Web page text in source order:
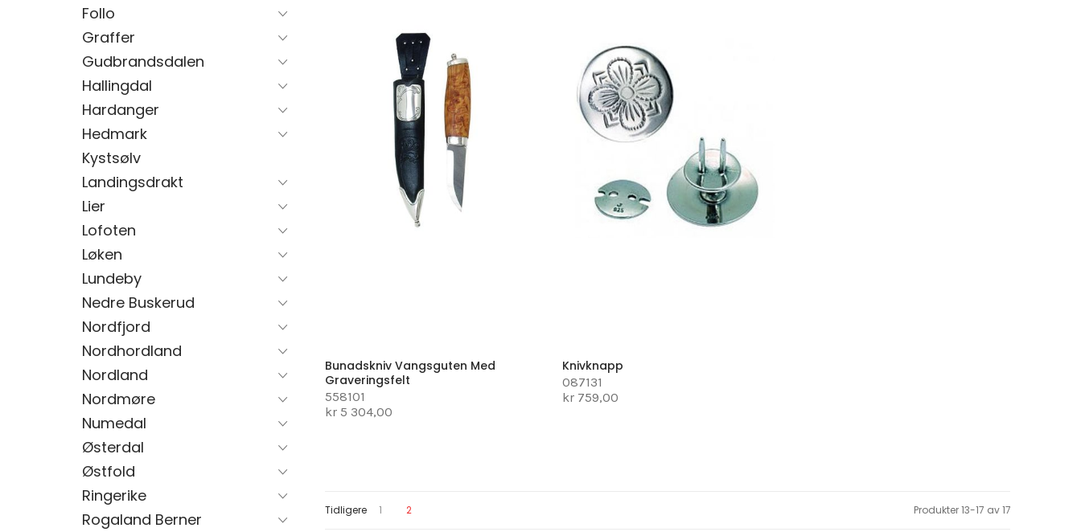
Follo
Graffer
Gudbrandsdalen
Hallingdal
Hardanger
Hedmark
Kystsølv
Landingsdrakt
Lier
Lofoten
Løken
Lundeby
Nedre Buskerud
Nordfjord
Nordhordland
Nordland
Nordmøre
Numedal
Østerdal
Østfold
Ringerike
Rogaland Berner
Bunadskniv Vangsguten Med
Graveringsfelt
558101
kr 5 304,00
Knivknapp
087131
kr 759,00
Produkter13-17 av17
Page
Tidligere Page
1 You're currently reading page
2